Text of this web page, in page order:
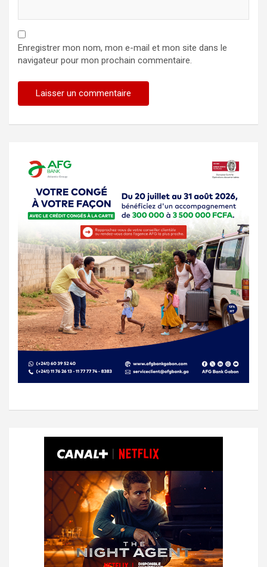
Enregistrer mon nom, mon e-mail et mon site dans le
navigateur pour mon prochain commentaire.